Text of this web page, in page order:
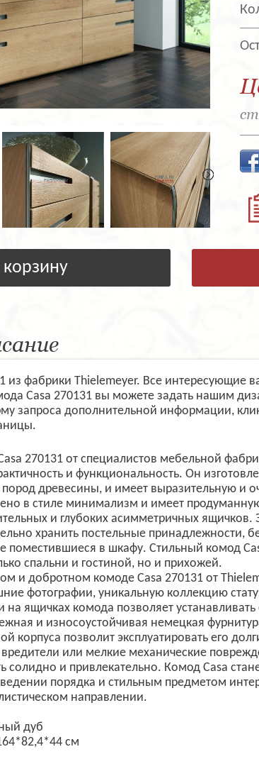
корзину
из фабрики Thielemeyer. Все интересующие
Casa 270131 вы можете задать нашим
запроса дополнительной информации,
270131 от специалистов мебельной
и функциональность. Он
древесины, и имеет выразительную и
в стиле минимализм и имеет
и глубоких асимметричных ящичков.
хранить постельные принадлежности,
поместившиеся в шкафу. Стильный комод
спальни и гостиной, но и прихожей.
и добротном комоде Casa 270131 от
фотографии, уникальную коллекцию
на ящичках комода позволяет
и износоустойчивая немецкая
корпуса позволит эксплуатировать его
или мелкие механические
солидно и привлекательно. Комод Casa
порядка и стильным предметом
направлении.
дуб
см